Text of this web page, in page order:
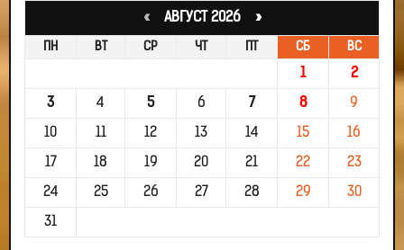
«АВГУСТ 2026 »
ПН ВТ СР ЧТ СБ ВС
1 2
3 4 5 6 7 8 9
10 11 12 13 14 15 16
17 18 19 20 21 22 23
24 25 26 27 28 29 30
31